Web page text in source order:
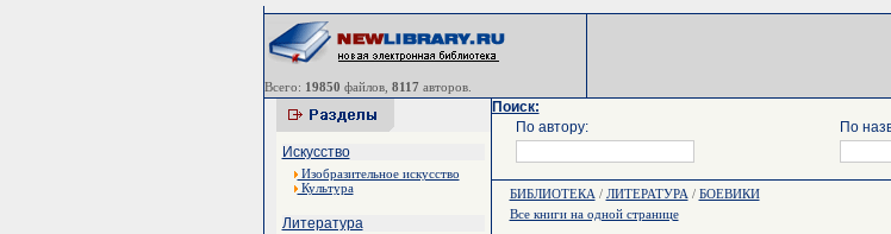
Всего: 19850 файлов, 8117 авторов.
Искусство
Изобразительное искусство
Культура
Литература
Поиск:
По автору:
По
БИБЛИОТЕКА / ЛИТЕРАТУРА / БОЕВИКИ
Все книги на одной странице